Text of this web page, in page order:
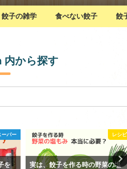
餃子の雑学 食べない餃子 餃
内から探す
ーパー
を
レシピ
実は、餃子を作る時の野菜の塩